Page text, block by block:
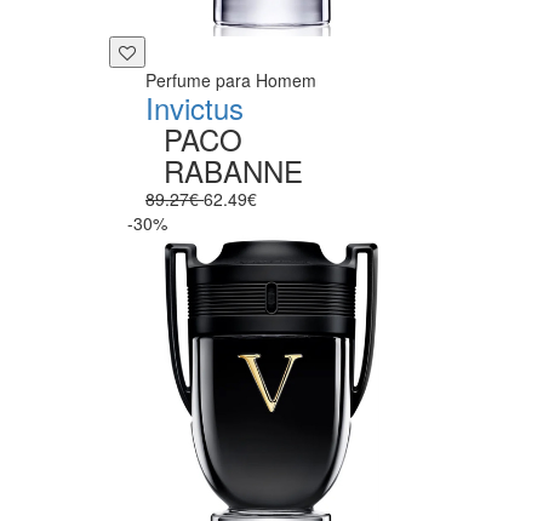
Perfume para Homem
Invictus
PACO
RABANNE
89.27€62.49€
-30%